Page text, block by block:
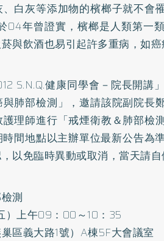
白灰等添加物的檳榔子就不會
04年曾證實，檳榔是人類第一
與飲酒也易引起許多重病，如癌
S.N.Q.健康同學會－院長開講
肺部檢測」，邀請該院副院長
理師進行「戒煙衛教＆肺部檢
間地點以主辦單位最新公告為
以免臨時異動或取消，當天請自
測
）上午09：00～10：35
區義大路1號）A棟5F大會議室